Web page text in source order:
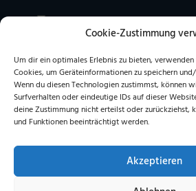
Cookie-Zustimmung
Um dir ein optimales Erlebnis zu bieten,
Cookies, um Geräteinformationen zu speichern
Wenn du diesen Technologien zustimmst, können
Surfverhalten oder eindeutige IDs auf dieser
deine Zustimmung nicht erteilst oder zurückziehst,
und Funktionen beeinträchtigt werden.
Akzeptieren
genommen. Ich stimme zu, dass meine Daten
Einwilligung jederzeit für die Zukunft per E-
stephan@stephangrabmeier.de widerrufen.)